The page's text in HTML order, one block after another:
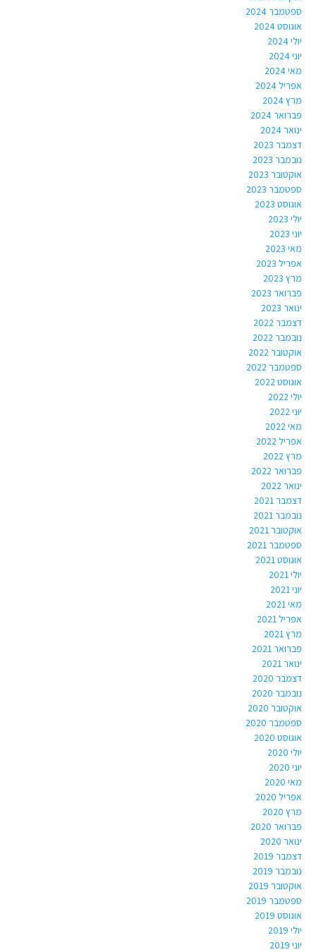
ספטמבר 2024
אוגוסט 2024
יולי 2024
יוני 2024
מאי 2024
אפריל 2024
מרץ 2024
פברואר 2024
ינואר 2024
דצמבר 2023
נובמבר 2023
אוקטובר 2023
ספטמבר 2023
אוגוסט 2023
יולי 2023
יוני 2023
מאי 2023
אפריל 2023
מרץ 2023
פברואר 2023
ינואר 2023
דצמבר 2022
נובמבר 2022
אוקטובר 2022
ספטמבר 2022
אוגוסט 2022
יולי 2022
יוני 2022
מאי 2022
אפריל 2022
מרץ 2022
פברואר 2022
ינואר 2022
דצמבר 2021
נובמבר 2021
אוקטובר 2021
ספטמבר 2021
אוגוסט 2021
יולי 2021
יוני 2021
מאי 2021
אפריל 2021
מרץ 2021
פברואר 2021
ינואר 2021
דצמבר 2020
נובמבר 2020
אוקטובר 2020
ספטמבר 2020
אוגוסט 2020
יולי 2020
יוני 2020
מאי 2020
אפריל 2020
מרץ 2020
פברואר 2020
ינואר 2020
דצמבר 2019
נובמבר 2019
אוקטובר 2019
ספטמבר 2019
אוגוסט 2019
יולי 2019
יוני 2019